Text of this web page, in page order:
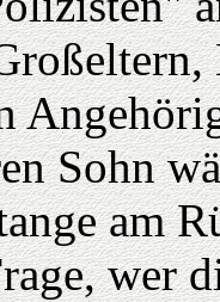
Sohn
am
wer